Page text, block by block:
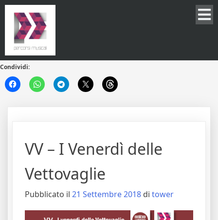
Condividi:
VV – I Venerdì delle
Vettovaglie
Pubblicato il 21 Settembre 2018 di tower